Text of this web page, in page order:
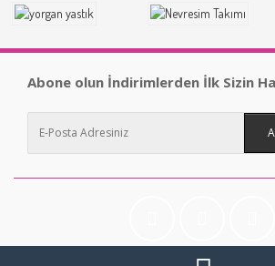
Abone olun İndirimlerden İlk Sizin